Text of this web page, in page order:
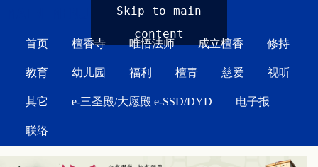
Skip to main
content
首页 檀香寺 唯悟法师 成立檀香 修持
教育 幼儿园 福利 檀青 慈爱 视听
其它 e-三圣殿/大愿殿 e-SSD/DYD 电子报
联络